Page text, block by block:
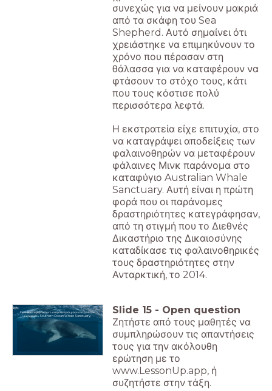
συνεχώς για να μείνουν μακριά
από τα σκάφη του Sea
Shepherd. Αυτό σημαίνει ότι
χρειάστηκε να επιμηκύνουν το
χρόνο που πέρασαν στη
θάλασσα για να καταφέρουν να
φτάσουν το στόχο τους, κάτι
που τους κόστισε πολύ
περισσότερα λεφτά.
Η εκστρατεία είχε επιτυχία, στο
να καταγράψει αποδείξεις των
φαλαινοθηρών να μεταφέρουν
φάλαινες Μινκ παράνομα στο
καταφύγιο Australian Whale
Sanctuary. Αυτή είναι η πρώτη
φορά που οι παράνομες
δραστηριότητες κατεγράφησαν,
από τη στιγμή που το Διεθνές
Δικαστήριο της Δικαιοσύνης
καταδίκασε τις φαλαινοθηρικές
τους δραστηριότητες στην
Ανταρκτική, το 2014.
Γιατί θα απαγορευόταν ο ανεφοδιασμός μέσα στα όρια του
καταφυγίου Southern Ocean Whale Sanctuary;
Slide 15 - Open question
Ζητήστε από τους μαθητές να
συμπληρώσουν τις απαντήσεις
τους για την ακόλουθη
ερώτηση με το
www.LessonUp.app, ή
συζητήστε στην τάξη.